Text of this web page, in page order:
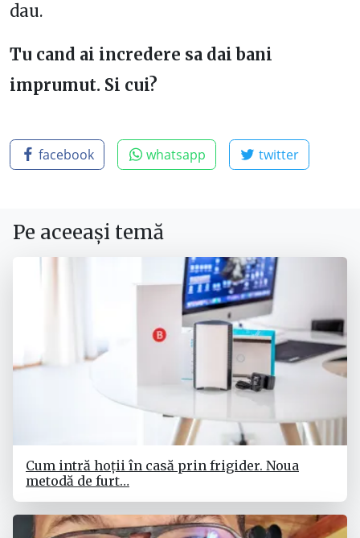
dau.
Tu cand ai incredere sa dai bani
imprumut. Si cui?
facebook whatsapp twitter
Pe aceeași temă
Cum intră hoții în casă prin frigider. Noua
metodă de furt…